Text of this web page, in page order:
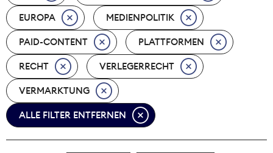
Nachwuchs
Nova Award
Pressefreiheit
Print
EUROPA MEDIENPOLITIK
PAID-CONTENT PLATTFORMEN
RECHT VERLEGERRECHT
VERMARKTUNG
ALLE FILTER ENTFERNEN